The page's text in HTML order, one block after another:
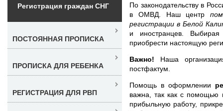
По законодательству в
в ОМВД. Наш центр
регистрации в Белой
и иностранцев.
приобрести настоящую
Важно! Наша
постфактум.
Помощь в оформлении
важна, так как с помощью
прибыльную работу,
Регистрация граждан СНГ
ПОСТОЯННАЯ ПРОПИСКА
ПРОПИСКА ДЛЯ РЕБЕНКА
РЕГИСТРАЦИЯ ДЛЯ РВП